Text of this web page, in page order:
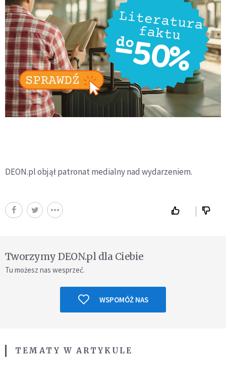
DEON.pl objął patronat medialny nad wydarzeniem.
Tworzymy DEON.pl dla Ciebie
Tu możesz nas wesprzeć.
WSPOMÓŻ NAS
TEMATY W ARTYKULE